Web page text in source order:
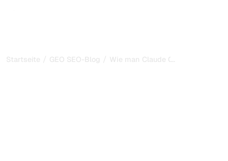
Startseite / GEO SEO-Blog / Wie man Claude Code im
...